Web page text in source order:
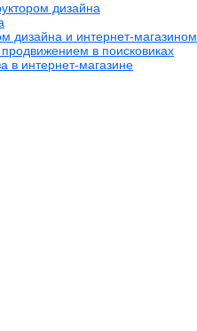
дизайна
дизайна и интернет-магазином
в поисковиках
в интернет-магазине